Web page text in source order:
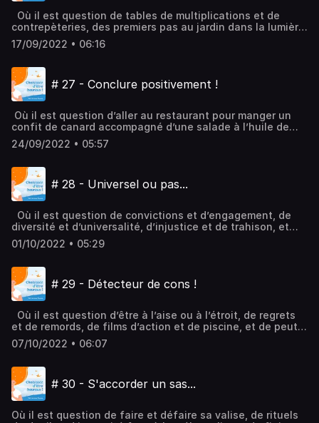
Où il est question de tables de multiplications et de
contrepèteries, des premiers pas au jardin dans la lumière
du matin, et de pimenter un peu le jeu !Hébergé par
Audiomeans. Visitez audiomeans.fr/politique-de-
17/09/2022 • 06:16
# 27 - Conclure positivement !
Où il est question d’aller au restaurant pour manger un
confit de canard accompagné d’une salade à l’huile de
noix et de pommes à la sarladaise, et aussi de retenir le
meilleur du week-end, et de s’accorder un dernier tour
descente vers la vallée… Hébergé par Audiomeans.
Visitez audiomeans.fr/politique-de-confidentialite pour
plus d'informations.
24/09/2022 • 05:57
# 28 - Universel ou pas...
Où il est question de convictions et d’engagement, de
diversité et d’universalité, d’injustice et de trahison, et
aussi la douceur des matins roses et gris…Hébergé par
Audiomeans. Visitez audiomeans.fr/politique-de-
01/10/2022 • 05:29
# 29 - Détecteur de cons !
Où il est question d’être à l’aise ou à l’étroit, de regrets
et de remords, de films d’action et de piscine, et de peut-
être cette fois-ci dire : « Merci..., mais non merci !
»Hébergé par Audiomeans. Visitez
d'informations.
07/10/2022 • 06:07
# 30 - S'accorder un sas...
Où il est question de faire et défaire sa valise, de rituels